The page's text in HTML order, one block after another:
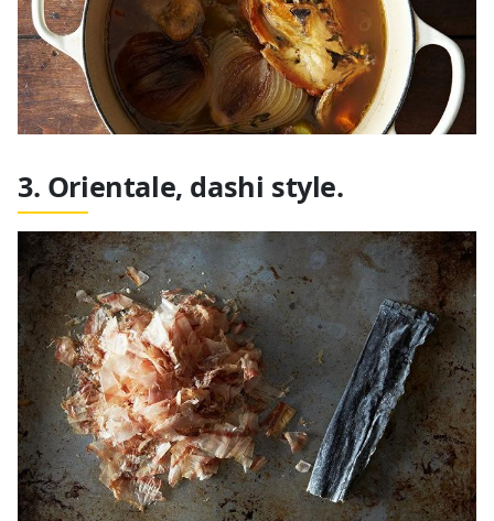
3. Orientale, dashi style.